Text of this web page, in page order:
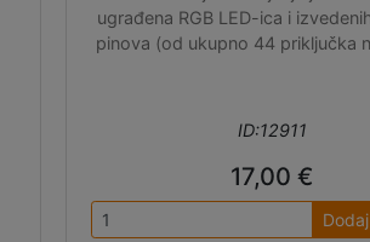
ugrađena RGB LED-ica i
pinova (od ukupno 44 priključka
ID:12911
17,00 €